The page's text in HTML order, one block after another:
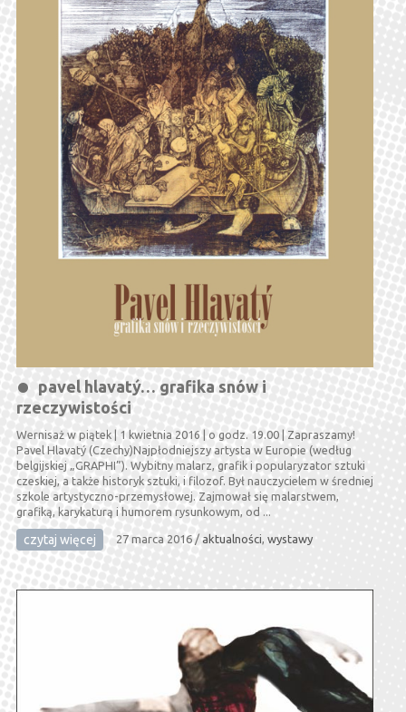
pavel hlavatý… grafika snów i
rzeczywistości
Wernisaż w piątek | 1 kwietnia 2016 | o godz. 19.00 | Zapraszamy!
Pavel Hlavatý (Czechy)Najpłodniejszy artysta w Europie (według
belgijskiej „GRAPHI”). Wybitny malarz, grafik i popularyzator sztuki
czeskiej, a także historyk sztuki, i filozof. Był nauczycielem w średniej
szkole artystyczno-przemysłowej. Zajmował się malarstwem,
grafiką, karykaturą i humorem rysunkowym, od ...
czytaj więcej 27 marca 2016 / aktualności wystawy